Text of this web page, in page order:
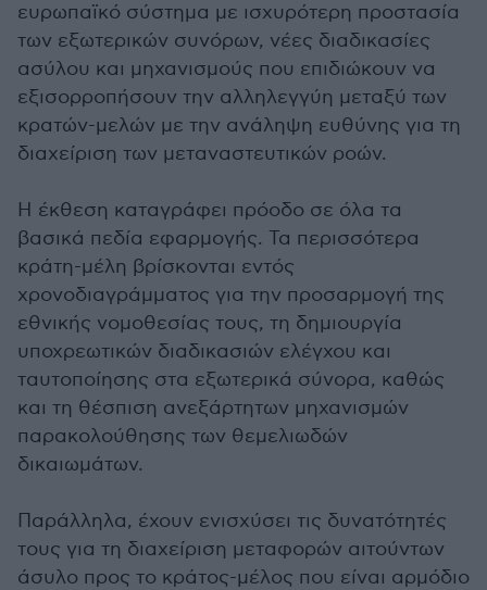
ευρωπαϊκό σύστημα με ισχυρότερη προστασία
των εξωτερικών συνόρων, νέες διαδικασίες
ασύλου και μηχανισμούς που επιδιώκουν να
εξισορροπήσουν την αλληλεγγύη μεταξύ των
κρατών-μελών με την ανάληψη ευθύνης για τη
διαχείριση των μεταναστευτικών ροών.
Η έκθεση καταγράφει πρόοδο σε όλα τα
βασικά πεδία εφαρμογής. Τα περισσότερα
κράτη-μέλη βρίσκονται εντός
χρονοδιαγράμματος για την προσαρμογή της
εθνικής νομοθεσίας τους, τη δημιουργία
υποχρεωτικών διαδικασιών ελέγχου και
ταυτοποίησης στα εξωτερικά σύνορα, καθώς
και τη θέσπιση ανεξάρτητων μηχανισμών
παρακολούθησης των θεμελιωδών
δικαιωμάτων.
Παράλληλα, έχουν ενισχύσει τις δυνατότητές
τους για τη διαχείριση μεταφορών αιτούντων
άσυλο προς το κράτος-μέλος που είναι αρμόδιο